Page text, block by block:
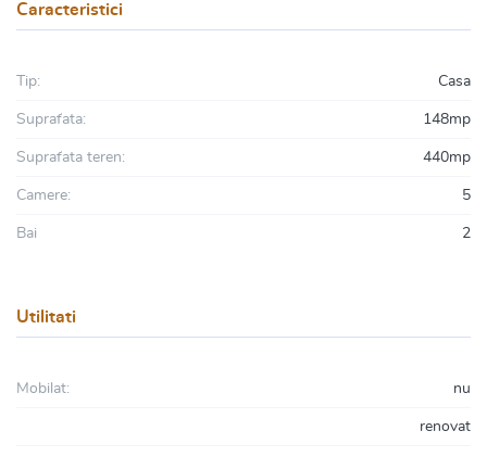
Caracteristici
Tip: Casa
Suprafata: 148mp
Suprafata teren: 440mp
Camere: 5
Bai 2
Utilitati
Mobilat: nu
renovat